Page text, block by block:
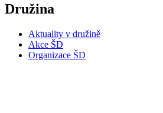
Družina
Aktuality v družině
Akce ŠD
Organizace ŠD